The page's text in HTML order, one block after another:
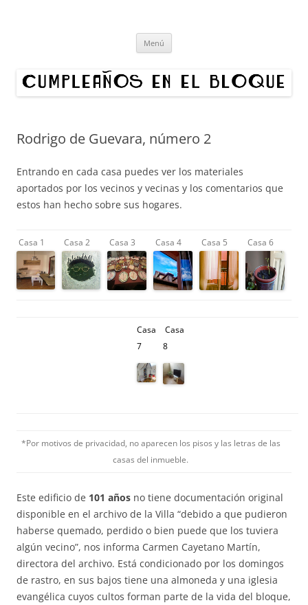
Organizamos exposiciones en bloques de Madrid. ¿Quieres hacer un
Menú
Rodrigo de Guevara, número 2
Entrando en cada casa puedes ver los materiales
aportados por los vecinos y vecinas y los comentarios que
estos han hecho sobre sus hogares.
Casa 1 Casa 2 Casa 3 Casa 4 Casa 5 Casa 6
Casa
7
Casa
8
*Por motivos de privacidad, no aparecen los pisos y las letras de las
casas del inmueble.
Este edificio de 101 años no tiene documentación original
disponible en el archivo de la Villa “debido a que pudieron
haberse quemado, perdido o bien puede que los tuviera
algún vecino”, nos informa Carmen Cayetano Martín,
directora del archivo. Está condicionado por los domingos
de rastro, en sus bajos tiene una almoneda y una iglesia
evangélica cuyos cultos forman parte de la vida del bloque,